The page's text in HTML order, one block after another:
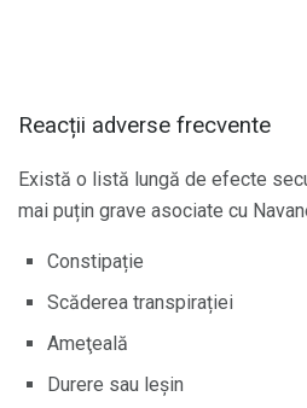
Reacții adverse frecvente
Există o listă lungă de efecte
mai puțin grave asociate cu
Constipație
Scăderea transpirației
Ameţeală
Durere sau leșin